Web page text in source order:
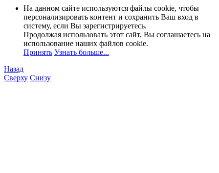
На данном сайте используются файлы cookie, чтобы
персонализировать контент и сохранить Ваш вход в
систему, если Вы зарегистрируетесь.
Продолжая использовать этот сайт, Вы соглашаетесь на
использование наших файлов cookie.
Принять Узнать больше...
Назад
Сверху Снизу